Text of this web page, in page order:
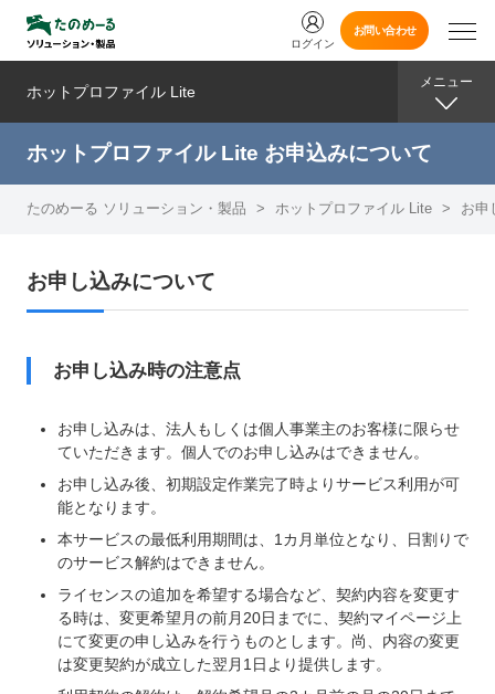
ログイン
お問い合わせ
ホットプロファイル Lite
メニュー
ホットプロファイル Lite お申込みについて
たのめーる ソリューション・製品 > ホットプロファイル Lite > お申
お申し込みについて
お申し込み時の注意点
お申し込みは、法人もしくは個人事業主のお客様に限らせ
ていただきます。個人でのお申し込みはできません。
お申し込み後、初期設定作業完了時よりサービス利用が可
能となります。
本サービスの最低利用期間は、1カ月単位となり、日割りで
のサービス解約はできません。
ライセンスの追加を希望する場合など、契約内容を変更す
る時は、変更希望月の前月20日までに、契約マイページ上
にて変更の申し込みを行うものとします。尚、内容の変更
は変更契約が成立した翌月1日より提供します。